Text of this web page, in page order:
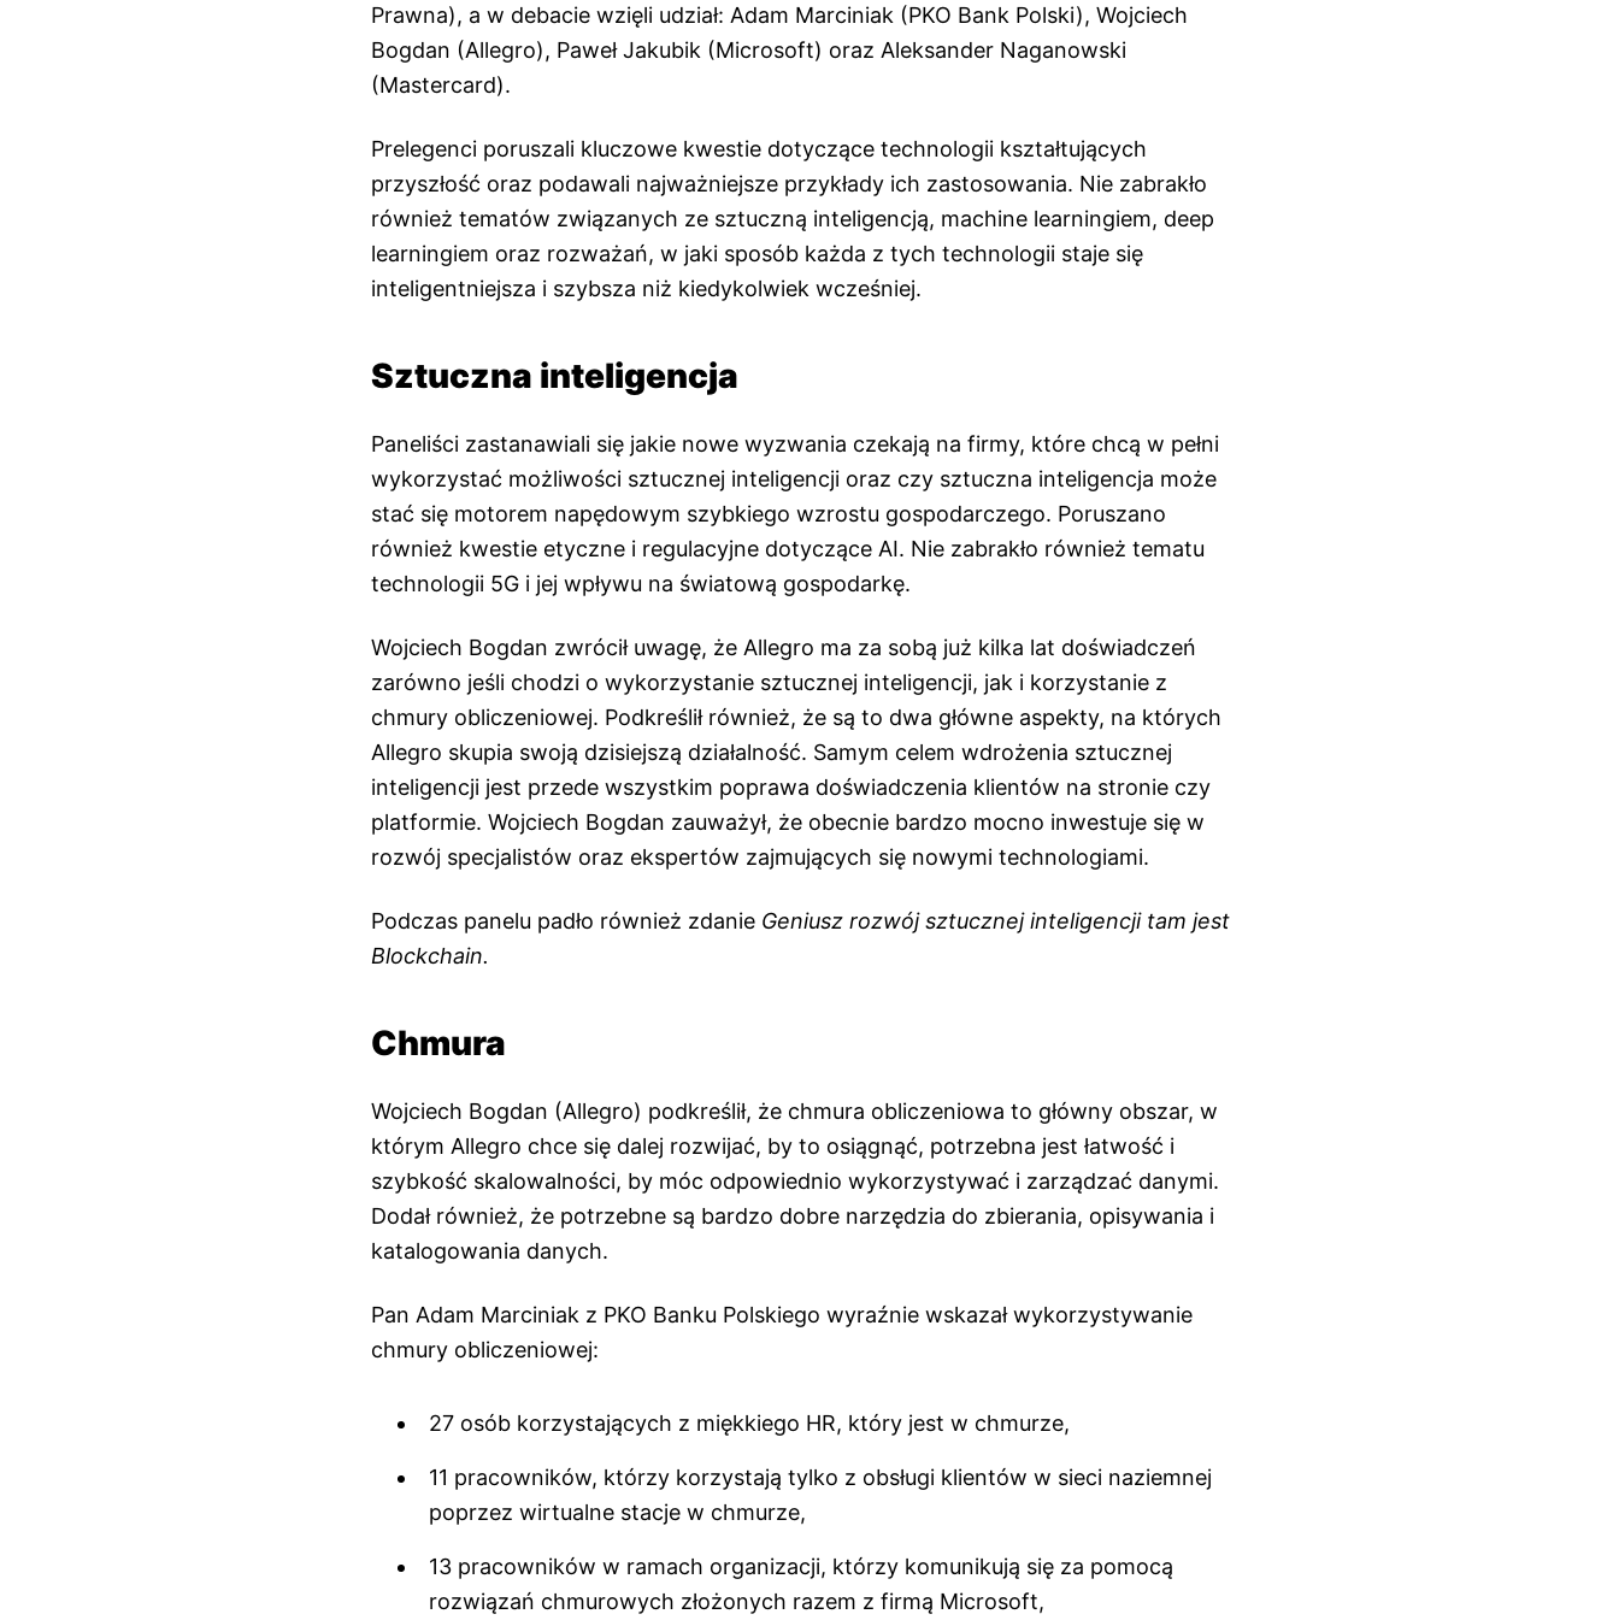
Prawna), a w debacie wzięli udział: Adam Marciniak (PKO Bank Polski), Wojciech
Bogdan (Allegro), Paweł Jakubik (Microsoft) oraz Aleksander Naganowski
(Mastercard).
Prelegenci poruszali kluczowe kwestie dotyczące technologii kształtujących
przyszłość oraz podawali najważniejsze przykłady ich zastosowania. Nie zabrakło
również tematów związanych ze sztuczną inteligencją, machine learningiem, deep
learningiem oraz rozważań, w jaki sposób każda z tych technologii staje się
inteligentniejsza i szybsza niż kiedykolwiek wcześniej.
Sztuczna inteligencja
Paneliści zastanawiali się jakie nowe wyzwania czekają na firmy, które chcą w pełni
wykorzystać możliwości sztucznej inteligencji oraz czy sztuczna inteligencja może
stać się motorem napędowym szybkiego wzrostu gospodarczego. Poruszano
również kwestie etyczne i regulacyjne dotyczące AI. Nie zabrakło również tematu
technologii 5G i jej wpływu na światową gospodarkę.
Wojciech Bogdan zwrócił uwagę, że Allegro ma za sobą już kilka lat doświadczeń
zarówno jeśli chodzi o wykorzystanie sztucznej inteligencji, jak i korzystanie z
chmury obliczeniowej. Podkreślił również, że są to dwa główne aspekty, na których
Allegro skupia swoją dzisiejszą działalność. Samym celem wdrożenia sztucznej
inteligencji jest przede wszystkim poprawa doświadczenia klientów na stronie czy
platformie. Wojciech Bogdan zauważył, że obecnie bardzo mocno inwestuje się w
rozwój specjalistów oraz ekspertów zajmujących się nowymi technologiami.
Podczas panelu padło również zdanie Geniusz rozwój sztucznej inteligencji tam jest
Blockchain.
Chmura
Wojciech Bogdan (Allegro) podkreślił, że chmura obliczeniowa to główny obszar, w
którym Allegro chce się dalej rozwijać, by to osiągnąć, potrzebna jest łatwość i
szybkość skalowalności, by móc odpowiednio wykorzystywać i zarządzać danymi.
Dodał również, że potrzebne są bardzo dobre narzędzia do zbierania, opisywania i
katalogowania danych.
Pan Adam Marciniak z PKO Banku Polskiego wyraźnie wskazał wykorzystywanie
chmury obliczeniowej:
27 osób korzystających z miękkiego HR, który jest w chmurze,
11 pracowników, którzy korzystają tylko z obsługi klientów w sieci naziemnej
poprzez wirtualne stacje w chmurze,
13 pracowników w ramach organizacji, którzy komunikują się za pomocą
rozwiązań chmurowych złożonych razem z firmą Microsoft,